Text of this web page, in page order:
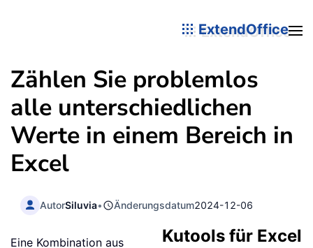
ExtendOffice
Zählen Sie problemlos
alle unterschiedlichen
Werte in einem Bereich in
Excel
AutorSiluvia• Änderungsdatum2024-12-06
Kutools für Excel
Eine Kombination aus